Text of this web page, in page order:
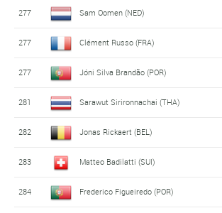
277 Sam Oomen (NED)
277 Clément Russo (FRA)
277 Jóni Silva Brandão (POR)
281 Sarawut Sirironnachai (THA)
282 Jonas Rickaert (BEL)
283 Matteo Badilatti (SUI)
284 Frederico Figueiredo (POR)